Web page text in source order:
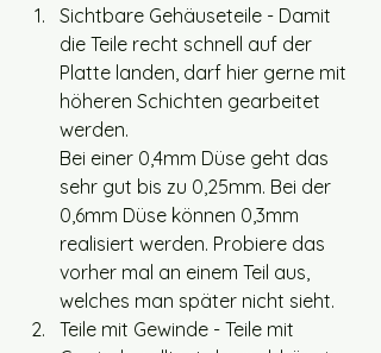
Sichtbare Gehäuseteile - Damit
die Teile recht schnell auf der
Platte landen, darf hier gerne mit
höheren Schichten gearbeitet
werden.
Bei einer 0,4mm Düse geht das
sehr gut bis zu 0,25mm. Bei der
0,6mm Düse können 0,3mm
realisiert werden. Probiere das
vorher mal an einem Teil aus,
welches man später nicht sieht.
Teile mit Gewinde - Teile mit